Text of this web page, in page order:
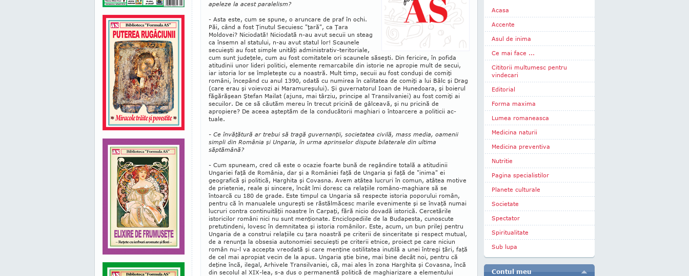
apeleze la acest paralelism?
- Asta este, cum se spune, o aruncare de praf în ochi.
Păi, când a fost Ţinutul Secuiesc "ţară", ca Ţara
Moldovei? Niciodată! Niciodată n-au avut secuii un steag
ca însemn al statului, n-au avut statul lor! Scau­nele
secuieşti au fost simple unităţi administrativ-teri­toriale,
cum sunt judeţele, cum au fost comitatele ori scaunele săseşti. Din fericire, în pofida
atitudinii unor lideri politici, elemente remarcabile din istorie ne apropie mult de secui,
iar istoria lor se împleteşte cu a noastră. Mult timp, secuii au fost conduşi de comiţi
români, începând cu anul 1390, odată cu numirea în calitatea de comiţi a lui Bâlc şi Drag
(care erau şi vo­ievozi ai Maramureşului). Şi guvernatorul Ioan de Hu­nedoara, şi boierul
făgărăşean Ştefan Mailat (ajuns, mai târziu, principe al Transilvaniei) au fost comiţi ai
secuilor. De ce să căutăm mereu în trecut pricină de gâlceavă, şi nu pricină de
apropiere? De aceea aşteptăm de la conducătorii maghiari o întoarcere a politicii ac­
tuale.
- Ce învăţătură ar trebui să tragă guvernanţii, societatea civilă, mass media, oamenii
simpli din Ro­mânia şi Ungaria, în urma aprinselor dispute bilate­rale din ultima
săptămână?
- Cum spuneam, cred că este o ocazie foarte bună de regândire totală a atitudinii
Ungariei faţă de Ro­mâ­nia, dar şi a României faţă de Ungaria şi faţă de "inima" ei
geografică şi politică, Harghita şi Covasna. Avem atâ­tea lucruri în comun, atâtea motive
de prietenie, re­ale şi sincere, încât îmi doresc ca relaţiile româno-ma­ghiare să se
întoarcă cu 180 de grade. Este timpul ca Ungaria să respecte istoria poporului român,
pentru că în manualele ungureşti se răstălmăcesc marile eveni­mente şi se învaţă numai
lucruri contra continuităţii noastre în Carpaţi, fără nicio dovadă istorică. Cerce­tările
istoricilor români nici nu sunt menţionate. Enci­clo­pediile de la Budapesta, cunoscute
pretutindeni, lo­vesc în demnitatea şi istoria românilor. Este, acum, un bun prilej pentru
Ungaria de a construi relaţiile cu ţara noastră pe criterii de sinceritate şi respect mutual,
de a renunţa la obsesia autonomiei secuieşti pe criterii et­nice, proiect pe care niciun
român nu-l va accepta vreo­dată şi care menţine ostilitatea inutilă a unei întregi ţări, faţă
de cel mai apropiat vecin de la apus. Ungaria ştie bi­ne, mai bine decât noi, pentru că
deţine încă, ilegal, Ar­hivele Transilvaniei, că, mai ales în zona Har­ghita şi Covasna, încă
din secolul al XIX-lea, s-a dus o per­manentă politică de maghiarizare a elemen­tului
Acasa
Accente
Asul de inima
Ce mai face ...
Cititorii multumesc pentru
vindecari
Editorial
Forma maxima
Lumea romaneasca
Medicina naturii
Medicina preventiva
Nutritie
Pagina specialistilor
Planete culturale
Societate
Spectator
Spiritualitate
Sub lupa
Contul meu